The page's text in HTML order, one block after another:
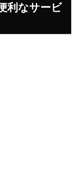
利なサービ